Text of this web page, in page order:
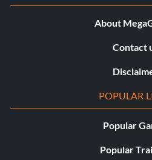
About
Contact
POPULAR
Popular
Popular